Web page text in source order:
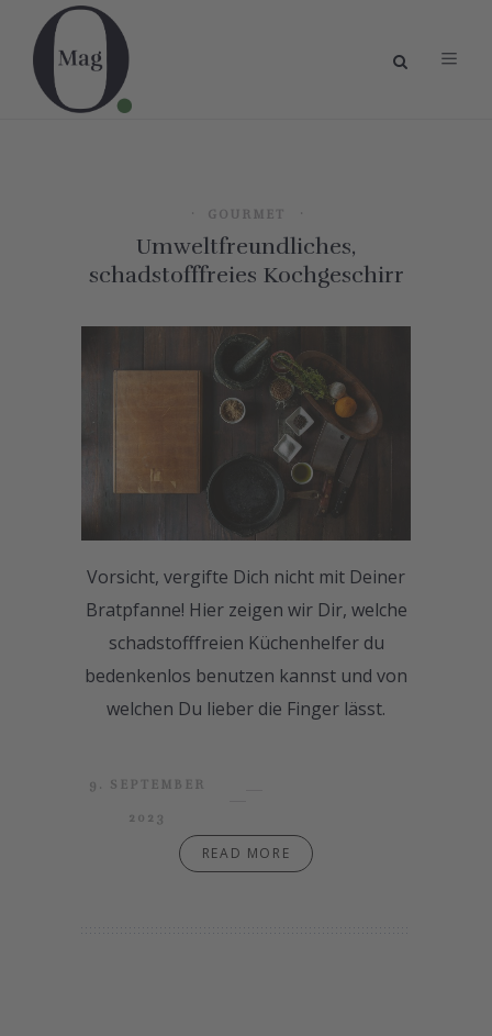
GOURMET
Umweltfreundliches,
schadstofffreies Kochgeschirr
Vorsicht, vergifte Dich nicht mit Deiner
Bratpfanne! Hier zeigen wir Dir, welche
schadstofffreien Küchenhelfer du
bedenkenlos benutzen kannst und von
welchen Du lieber die Finger lässt.
9. SEPTEMBER
2023
READ MORE